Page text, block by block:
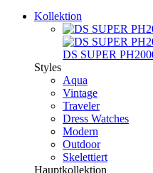
Kollektion
DS SUPER
Styles
Aqua
Vintage
Traveler
Dress Watches
Modern
Outdoor
Skelettiert
Hauptkollektion